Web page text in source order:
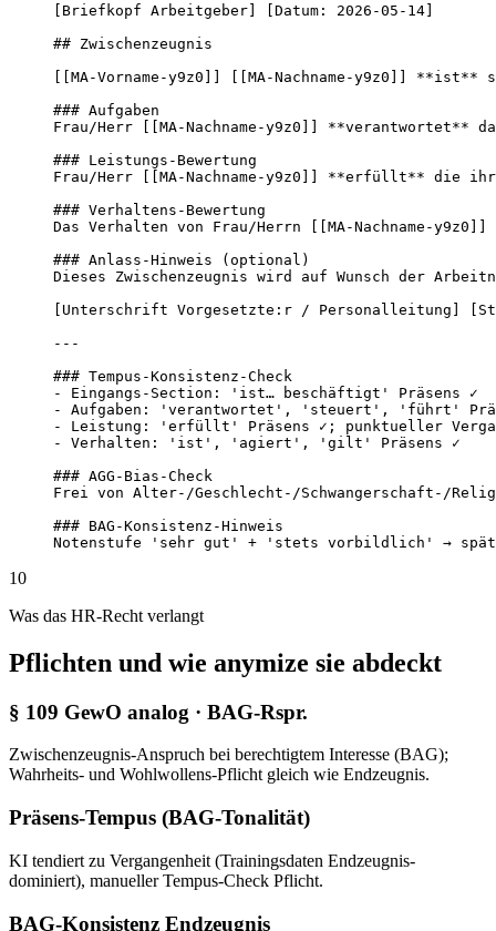
[Briefkopf Arbeitgeber] [Datum: 2026-05-14]
## Zwischenzeugnis
[[MA-Vorname-y9z0]] [[MA-Nachname-y9z0]]
### Aufgaben
Frau/Herr [[MA-Nachname-y9z0]] **verantwortet**
### Leistungs-Bewertung
Frau/Herr [[MA-Nachname-y9z0]] **erfüllt** die
### Verhaltens-Bewertung
Das Verhalten von Frau/Herrn [[MA-Nachname-
### Anlass-Hinweis (optional)
Dieses Zwischenzeugnis wird auf Wunsch der
[Unterschrift Vorgesetzte:r / Personalleitung]
---
### Tempus-Konsistenz-Check
- Eingangs-Section: 'ist… beschäftigt' Präsens ✓
- Aufgaben: 'verantwortet', 'steuert', 'führt'
- Leistung: 'erfüllt' Präsens ✓; punktueller
- Verhalten: 'ist', 'agiert', 'gilt' Präsens ✓
### AGG-Bias-Check
Frei von Alter-/Geschlecht-/Schwangerschaft-/
### BAG-Konsistenz-Hinweis
Notenstufe 'sehr gut' + 'stets vorbildlich' →
10
Was das HR-Recht verlangt
Pflichten und wie anymize sie abdeckt
§ 109 GewO analog · BAG-Rspr.
Zwischenzeugnis-Anspruch bei berechtigtem Interesse (BAG);
Wahrheits- und Wohlwollens-Pflicht gleich wie Endzeugnis.
Präsens-Tempus (BAG-Tonalität)
KI tendiert zu Vergangenheit (Trainingsdaten Endzeugnis-
dominiert), manueller Tempus-Check Pflicht.
BAG-Konsistenz Endzeugnis